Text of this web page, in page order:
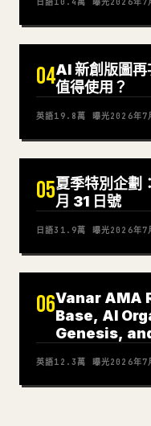
04AI 新創版圖
值得使用？
英語19.8萬 曝光2026年7
05夏季特別企劃
月 31 日號
日語31.9萬 曝光2026年7
06Vanar AMA
Base, AI
Genesis,
英語12.3萬 曝光2026年7